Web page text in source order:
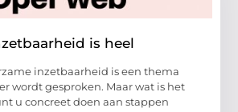
is heel
inzetbaarheid is een thema
wordt gesproken. Maar wat is het
u concreet doen aan stappen